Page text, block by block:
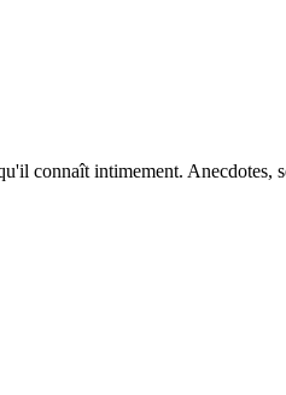
connaît intimement. Anecdotes,